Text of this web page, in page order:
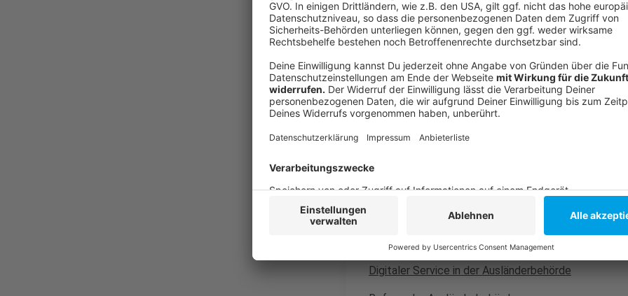
Als nächstes soll das Angebot der Telefonhotline
ein neues Antrags-Tool, doch ältere Anträge
bereits über 5.000 Online-Anträge eingegangen.
Düsseldorf zuständig.
Weitere Infos und Links zum Thema:
Anzeige
So haben wir bereits berichtet
Digitaler Service in der Ausländerbehörde